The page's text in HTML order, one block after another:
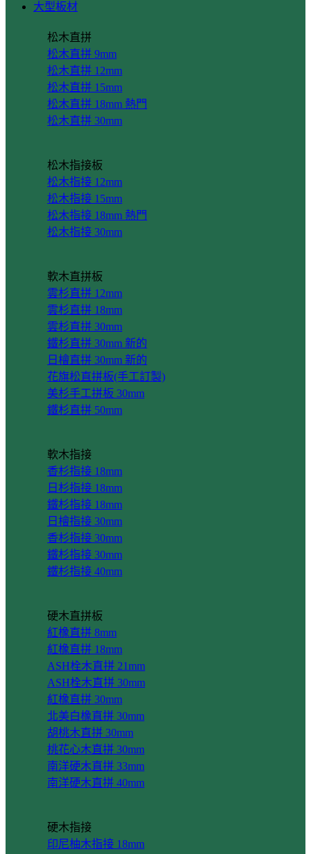
大型板材
松木直拼
松木直拼 9mm
松木直拼 12mm
松木直拼 15mm
松木直拼 18mm
松木直拼 30mm
松木指接板
松木指接 12mm
松木指接 15mm
松木指接 18mm
松木指接 30mm
軟木直拼板
雲杉直拼 12mm
雲杉直拼 18mm
雲杉直拼 30mm
鐵杉直拼 30mm
日檜直拼 30mm
花旗松直拼板(手工訂製)
美杉手工拼板 30mm
鐵杉直拼 50mm
軟木指接
香杉指接 18mm
日杉指接 18mm
鐵杉指接 18mm
日檜指接 30mm
香杉指接 30mm
鐵杉指接 30mm
鐵杉指接 40mm
硬木直拼板
紅橡直拼 8mm
紅橡直拼 18mm
ASH栓木直拼 21mm
ASH栓木直拼 30mm
紅橡直拼 30mm
北美白橡直拼 30mm
胡桃木直拼 30mm
桃花心木直拼 30mm
南洋硬木直拼 33mm
南洋硬木直拼 40mm
硬木指接
印尼柚木指接 18mm